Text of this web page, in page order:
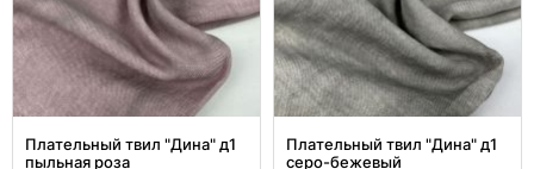
Плательный твил "Дина" д1
пыльная роза
Плательный твил "Дина" д1
серо-бежевый